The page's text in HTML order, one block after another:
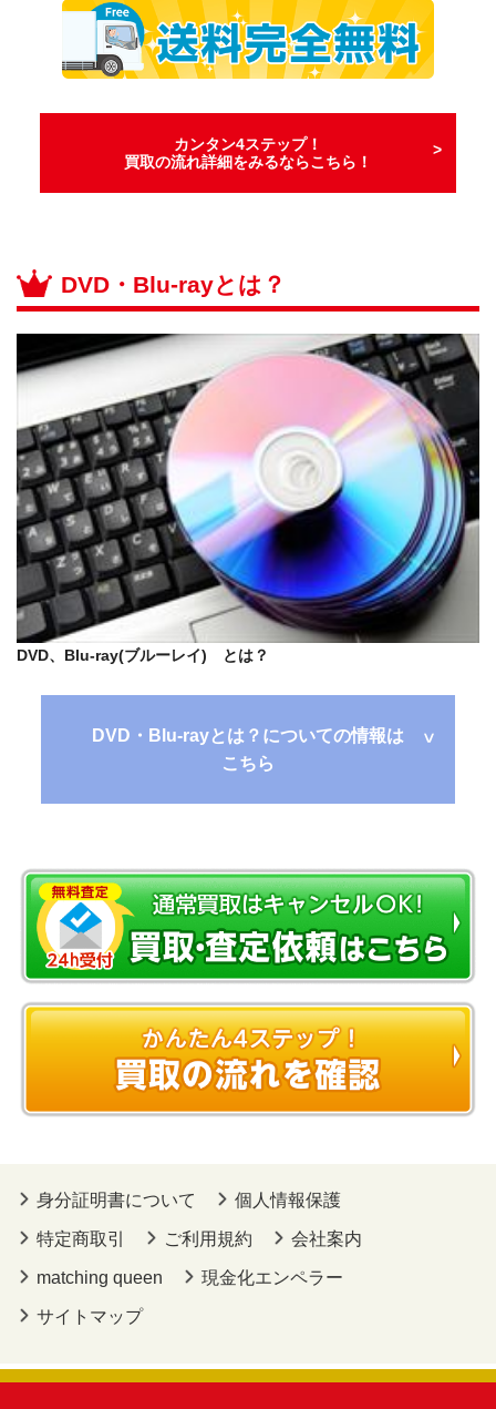
カンタン4ステップ！
買取の流れ詳細をみるならこちら！
DVD・Blu-rayとは？
DVD、Blu-ray(ブルーレイ) とは？
DVD・Blu-rayとは？についての情報は
こちら
身分証明書について 個人情報保護
特定商取引 ご利用規約 会社案内
matching queen 現金化エンペラー
サイトマップ